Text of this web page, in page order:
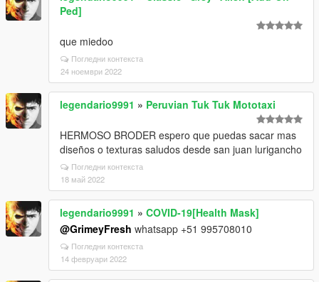
Ped]
que miedoo
Погледни контекста
24 ноември 2022
legendario9991 » Peruvian Tuk Tuk Mototaxi
HERMOSO BRODER espero que puedas sacar mas
diseños o texturas saludos desde san juan lurigancho
Погледни контекста
18 май 2022
legendario9991 » COVID-19[Health Mask]
@GrimeyFresh whatsapp +51 995708010
Погледни контекста
14 февруари 2022